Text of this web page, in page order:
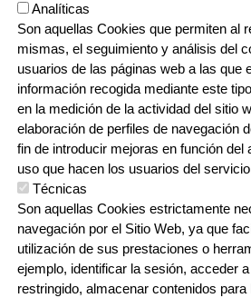
20570 Bergara, Gipuzkoa
943 76 90 71
ORRI-OINA
CONTACTO
TRABAJA CON NOSOTROS
IRUDIA
Analíticas
Son aquellas Cookies que permiten al
mismas, el seguimiento y análisis del
usuarios de las páginas web a las que
información recogida mediante este
en la medición de la actividad del sitio
elaboración de perfiles de navegación
fin de introducir mejoras en función del
uso que hacen los usuarios del
Técnicas
Son aquellas Cookies estrictamente
navegación por el Sitio Web, ya que
utilización de sus prestaciones o
ejemplo, identificar la sesión, acceder
restringido, almacenar contenidos